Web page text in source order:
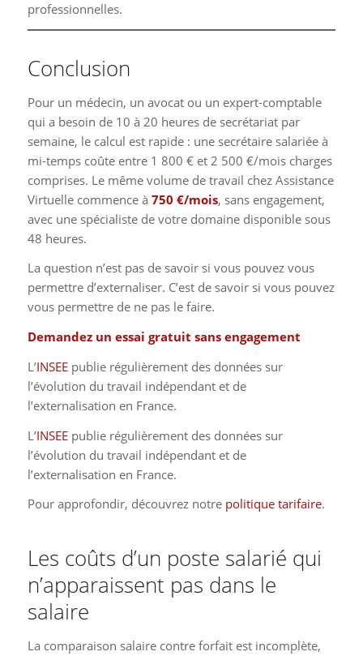
professionnelles.
Conclusion
Pour un médecin, un avocat ou un expert-comptable
qui a besoin de 10 à 20 heures de secrétariat par
semaine, le calcul est rapide : une secrétaire salariée à
mi-temps coûte entre 1 800 € et 2 500 €/mois charges
comprises. Le même volume de travail chez Assistance
Virtuelle commence à 750 €/mois, sans engagement,
avec une spécialiste de votre domaine disponible sous
48 heures.
La question n’est pas de savoir si vous pouvez vous
permettre d’externaliser. C’est de savoir si vous pouvez
vous permettre de ne pas le faire.
Demandez un essai gratuit sans engagement
L’INSEEpublie régulièrement des données sur
l’évolution du travail indépendant et de
l’externalisation en France.
L’INSEEpublie régulièrement des données sur
l’évolution du travail indépendant et de
l’externalisation en France.
Pour approfondir, découvrez notre politique tarifaire.
Les coûts d’un poste salarié qui
n’apparaissent pas dans le
salaire
La comparaison salaire contre forfait est incomplète,